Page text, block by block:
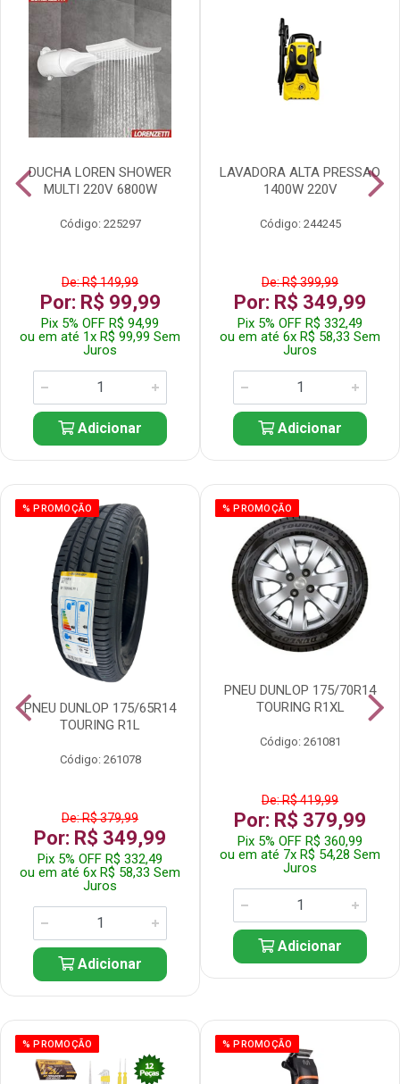
DUCHA LOREN SHOWER
MULTI 220V 6800W
Código: 225297
De: R$ 149,99
Por: R$ 99,99
Pix 5% OFF R$ 94,99
ou em até 1x R$ 99,99 Sem
Juros
Adicionar
LAVADORA ALTA PRESSAO
1400W 220V
Código: 244245
De: R$ 399,99
Por: R$ 349,99
Pix 5% OFF R$ 332,49
ou em até 6x R$ 58,33 Sem
Juros
Adicionar
% PROMOÇÃO
PNEU DUNLOP 175/65R14
TOURING R1L
Código: 261078
De: R$ 379,99
Por: R$ 349,99
Pix 5% OFF R$ 332,49
ou em até 6x R$ 58,33 Sem
Juros
Adicionar
% PROMOÇÃO
PNEU DUNLOP 175/70R14
TOURING R1XL
Código: 261081
De: R$ 419,99
Por: R$ 379,99
Pix 5% OFF R$ 360,99
ou em até 7x R$ 54,28 Sem
Juros
Adicionar
% PROMOÇÃO % PROMOÇÃO